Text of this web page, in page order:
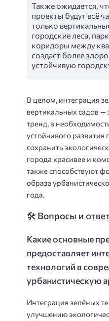
Также ожидается,
проекты будут всё
только
городские леса,
коридоры между
создаст более
устойчивую
В целом, интеграция
вертикальных садов
тренд, а
устойчивого
сохранить
города красивее и
также способствуют
образа
года.
🛠️ Вопросы и
Какие основные
предоставляет
технологий в
урбанистическую
Интеграция зелёных
улучшению